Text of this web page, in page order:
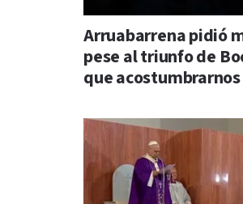
Arruabarrena pidió
pese al triunfo de
que